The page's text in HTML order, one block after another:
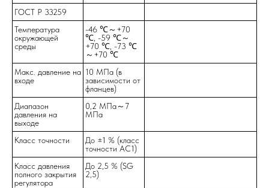
ГОСТ Р 33259
Температура
окружающей
среды
-46 ℃～+70
℃, -59 ℃～
+70 ℃, -73 ℃
～+70 ℃
Макс. давление на
входе
10 МПа (в
зависимости от
фланцев)
Диапазон
давления на
выходе
0,2 MПa～7
MПa
Класс точности
До ±1 % (класс
точности AC1)
Класс давления
полного закрытия
регулятора
До 2,5 % (SG
2,5)
ООО "Танситех", 2025
Политика конфиденциальности